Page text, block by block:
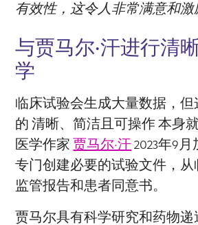
有效性，这令人非常满意和激
与贾马尔·汗进行清
学
临床试验会生成大量数据，
的清晰、简洁且可操作本身
医学作家贾马尔·汗2023年9月
专门创建必要的试验文件，从
监管报告和患者同意书。
贾马尔具有科学研究和药物递